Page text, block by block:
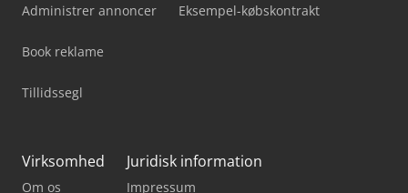
Administrer annoncer
Book reklame
Tillidssegl
Eksempel-købskontrakt
Virksomhed
Om os
Juridisk information
Impressum